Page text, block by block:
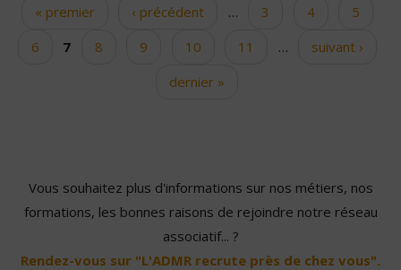
Pages« premier ‹ précédent … 3 4
5
6
7 8 9 10 11 …
suivant ›
dernier »
Vous souhaitez plus d'informations sur nos métiers, nos
formations, les bonnes raisons de rejoindre notre réseau
associatif... ?
Rendez-vous sur "L'ADMR recrute près de chez vous".